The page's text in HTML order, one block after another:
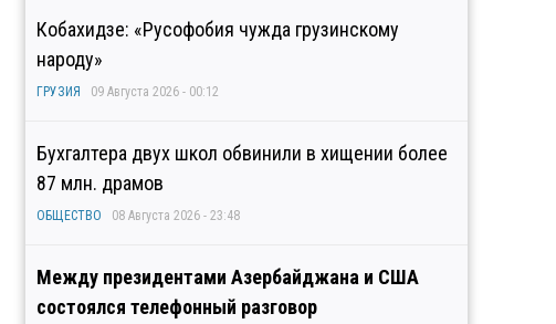
Кобахидзе: «Русофобия чужда грузинскому
народу»
ГРУЗИЯ 09 Августа 2026 - 00:12
Бухгалтера двух школ обвинили в хищении более
87 млн. драмов
ОБЩЕСТВО 08 Августа 2026 - 23:48
Между президентами Азербайджана и США
состоялся телефонный разговор